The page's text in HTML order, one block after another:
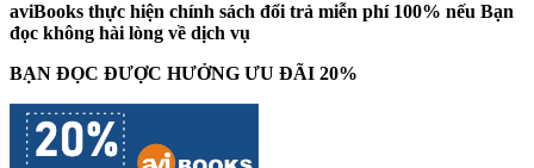
aviBooks thực hiện chính sách đổi trả miễn phí 100% nếu Bạn
đọc không hài lòng về dịch vụ
BẠN ĐỌC ĐƯỢC HƯỞNG ƯU ĐÃI 20%